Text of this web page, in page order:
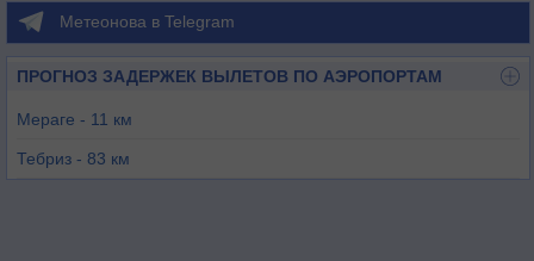
Метеонова в Telegram
ПРОГНОЗ ЗАДЕРЖЕК ВЫЛЕТОВ ПО АЭРОПОРТАМ
Мераге - 11 км
Тебриз - 83 км